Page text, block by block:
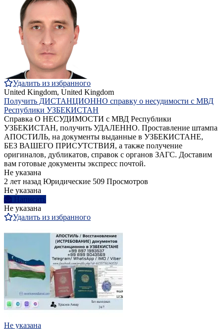
Удалить из избранного
United Kingdom, United Kingdom
Получить ДИСТАНЦИОННО справку о несудимости с МВД
Республики УЗБЕКИСТАН
Справка О НЕСУДИМОСТИ с МВД Республики
УЗБЕКИСТАН, получить УДАЛЕННО. Проставление штампа
АПОСТИЛЬ, на документы выданные в УЗБЕКИСТАНЕ,
БЕЗ ВАШЕГО ПРИСУТСТВИЯ, а также получение
оригиналов, дубликатов, справок с органов ЗАГС. Доставим
вам готовые документы экспресс почтой.
Не указана
2 лет назад Юридические 509 Просмотров
Не указана
Написать
Не указана
Удалить из избранного
Не указана